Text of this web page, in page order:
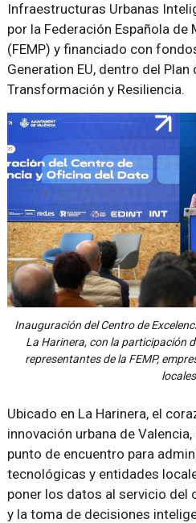
Infraestructuras Urbanas
por la Federación Española de
(FEMP) y financiado con
Generation EU, dentro del Plan
Transformación y Resiliencia.
Inauguración del Centro de
La Harinera, con la participación
representantes de la FEMP,
Ubicado en La Harinera, el
innovación urbana de
punto de encuentro para
tecnológicas y entidades
poner los datos al servicio
y la toma de decisiones